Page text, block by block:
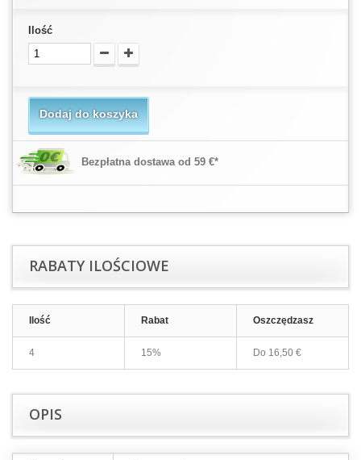
Ilość
Dodaj do koszyka
Bezpłatna dostawa od 59 €*
RABATY ILOŚCIOWE
Ilość Rabat Oszczędzasz
4 15% Do 16,50 €
OPIS